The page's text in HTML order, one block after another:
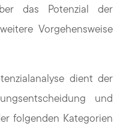
das Potenzial der
Vorgehensweise
dient der
und
folgenden Kategorien